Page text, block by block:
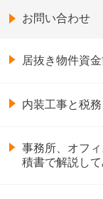
お問い合わせ
居抜き物件資
内装工事と税
事務所、オフ
積書で解説して